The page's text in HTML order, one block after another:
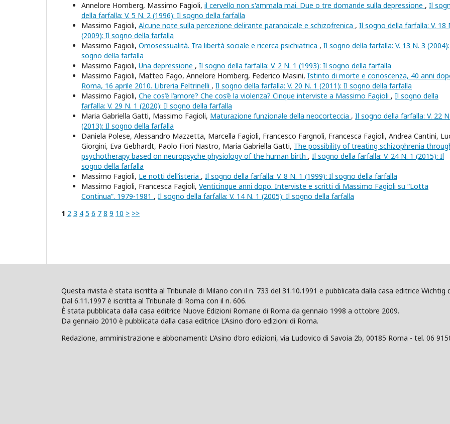
Annelore Homberg, Massimo Fagioli, il cervello non s'ammala mai. Due o tre domande sulla depressione , Il
della farfalla: V. 5 N. 2 (1996): Il sogno della farfalla
Massimo Fagioli, Alcune note sulla percezione delirante paranoicale e schizofrenica , Il sogno della farfalla: V. 18
(2009): Il sogno della farfalla
Massimo Fagioli, Omosessualità. Tra libertà sociale e ricerca psichiatrica , Il sogno della farfalla: V. 13 N. 3
sogno della farfalla
Massimo Fagioli, Una depressione , Il sogno della farfalla: V. 2 N. 1 (1993): Il sogno della farfalla
Massimo Fagioli, Matteo Fago, Annelore Homberg, Federico Masini, Istinto di morte e conoscenza, 40 anni
Roma, 16 aprile 2010. Libreria Feltrinelli , Il sogno della farfalla: V. 20 N. 1 (2011): Il sogno della farfalla
Massimo Fagioli, Che cos’è l’amore? Che cos’è la violenza? Cinque interviste a Massimo Fagioli , Il sogno della
farfalla: V. 29 N. 1 (2020): Il sogno della farfalla
Maria Gabriella Gatti, Massimo Fagioli, Maturazione funzionale della neocorteccia , Il sogno della farfalla: V. 22
(2013): Il sogno della farfalla
Daniela Polese, Alessandro Mazzetta, Marcella Fagioli, Francesco Fargnoli, Francesca Fagioli, Andrea Cantini,
Giorgini, Eva Gebhardt, Paolo Fiori Nastro, Maria Gabriella Gatti, The possibility of treating schizophrenia
psychotherapy based on neuropsyche physiology of the human birth , Il sogno della farfalla: V. 24 N. 1 (2015): Il
sogno della farfalla
Massimo Fagioli, Le notti dell’isteria , Il sogno della farfalla: V. 8 N. 1 (1999): Il sogno della farfalla
Massimo Fagioli, Francesca Fagioli, Venticinque anni dopo. Interviste e scritti di Massimo Fagioli su “Lotta
Continua”. 1979-1981 , Il sogno della farfalla: V. 14 N. 1 (2005): Il sogno della farfalla
1 2 3 4 5 6 7 8 9 10 > >>
Questa rivista è stata iscritta al Tribunale di Milano con il n. 733 del 31.10.1991 e pubblicata dalla casa editrice
Dal 6.11.1997 è iscritta al Tribunale di Roma con il n. 606.
È stata pubblicata dalla casa editrice Nuove Edizioni Romane di Roma da gennaio 1998 a ottobre 2009.
Da gennaio 2010 è pubblicata dalla casa editrice L’Asino d’oro edizioni di Roma.
Redazione, amministrazione e abbonamenti: L’Asino d’oro edizioni, via Ludovico di Savoia 2b, 00185 Roma - tel. 06